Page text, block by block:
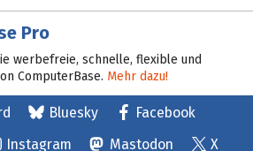
Pro
werbefreie, schnelle, flexible und
ComputerBase. Mehr dazu!
Bluesky
Facebook
Instagram Mastodon X